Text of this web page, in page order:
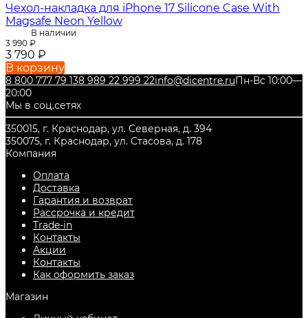
Чехол-накладка для iPhone 17 Silicone Case With
Magsafe Neon Yellow
В наличии
3 990 ₽
3 790 ₽
В корзину
8 800 777 79 138 989 22 999 22info@dicentre.ruПн-Вс 10:00—
20:00
Мы в соц.сетях
350015, г. Краснодар, ул. Северная, д. 394
350075, г. Краснодар, ул. Стасова, д. 178
Компания
Оплата
Доставка
Гарантия и возврат
Рассрочка и кредит
Trade-in
Контакты
Акции
Контакты
Как оформить заказ
Магазин